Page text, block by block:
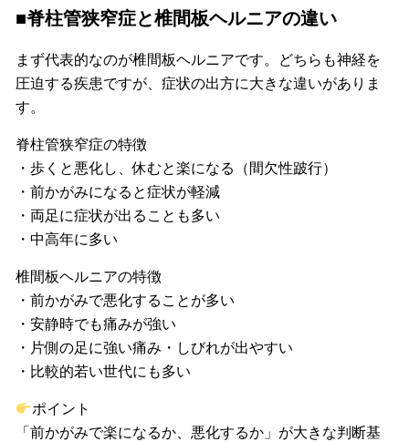
■脊柱管狭窄症と椎間板ヘルニアの違い
まず代表的なのが椎間板ヘルニアです。どちらも神経を
圧迫する疾患ですが、症状の出方に大きな違いがありま
す。
脊柱管狭窄症の特徴
・歩くと悪化し、休むと楽になる（間欠性跛行）
・前かがみになると症状が軽減
・両足に症状が出ることも多い
・中高年に多い
椎間板ヘルニアの特徴
・前かがみで悪化することが多い
・安静時でも痛みが強い
・片側の足に強い痛み・しびれが出やすい
・比較的若い世代にも多い
ポイント
「前かがみで楽になるか、悪化するか」が大きな判断基